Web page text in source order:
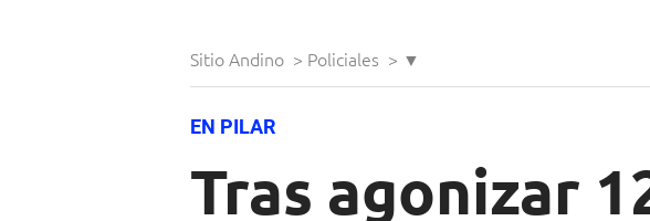
Sitio Andino > Policiales > ▼
EN PILAR
Tras agonizar